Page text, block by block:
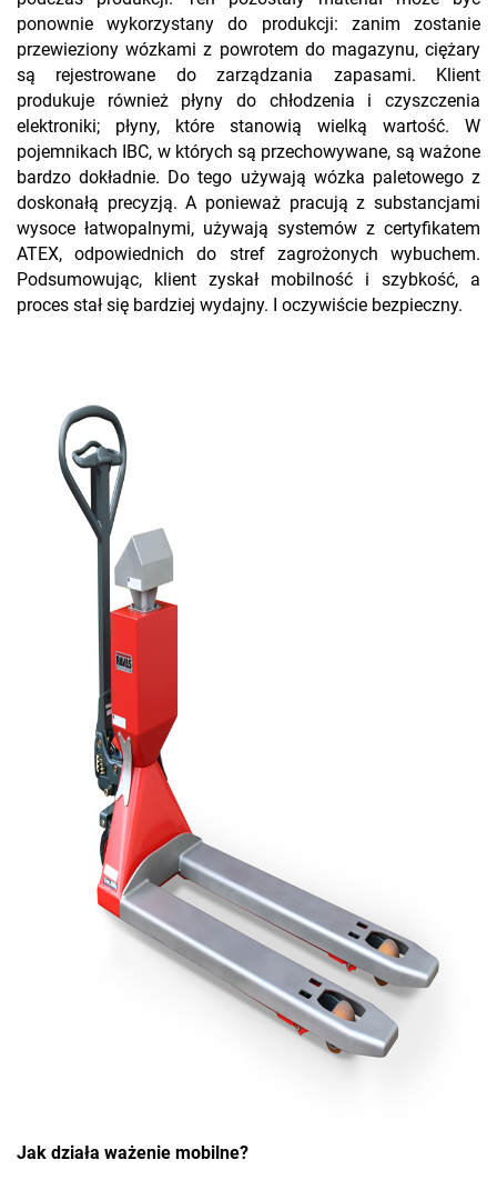
ponownie wykorzystany do produkcji: zanim zostanie
przewieziony wózkami z powrotem do magazynu, ciężary
są rejestrowane do zarządzania zapasami. Klient
produkuje również płyny do chłodzenia i czyszczenia
elektroniki; płyny, które stanowią wielką wartość. W
pojemnikach IBC, w których są przechowywane, są ważone
bardzo dokładnie. Do tego używają wózka paletowego z
doskonałą precyzją. A ponieważ pracują z substancjami
wysoce łatwopalnymi, używają systemów z certyfikatem
ATEX, odpowiednich do stref zagrożonych wybuchem.
Podsumowując, klient zyskał mobilność i szybkość, a
proces stał się bardziej wydajny. I oczywiście bezpieczny.
Jak działa ważenie mobilne?